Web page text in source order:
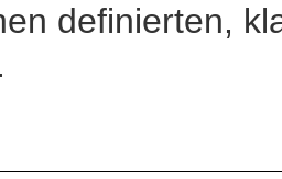
definierten,